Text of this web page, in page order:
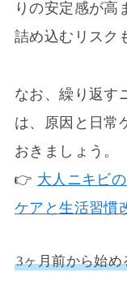
りの安定感が高
詰め込むリスク
なお、繰り返す
は、原因と日常
おきましょう。
👉 大人ニキビ
ケアと生活習慣
3ヶ月前から始